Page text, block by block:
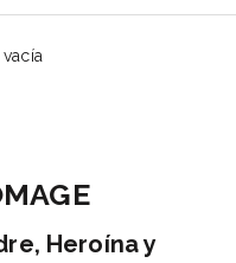
vacía
Heroína y